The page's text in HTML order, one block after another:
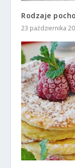
Rodzaje
23 października